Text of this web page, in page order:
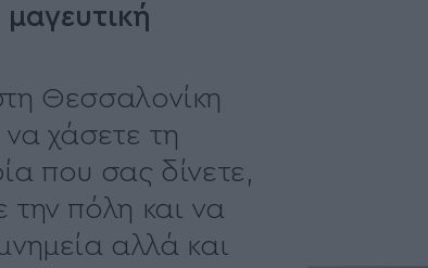
Θεσσαλονίκη
χάσετε τη
που σας δίνετε,
την πόλη και να
αλλά και